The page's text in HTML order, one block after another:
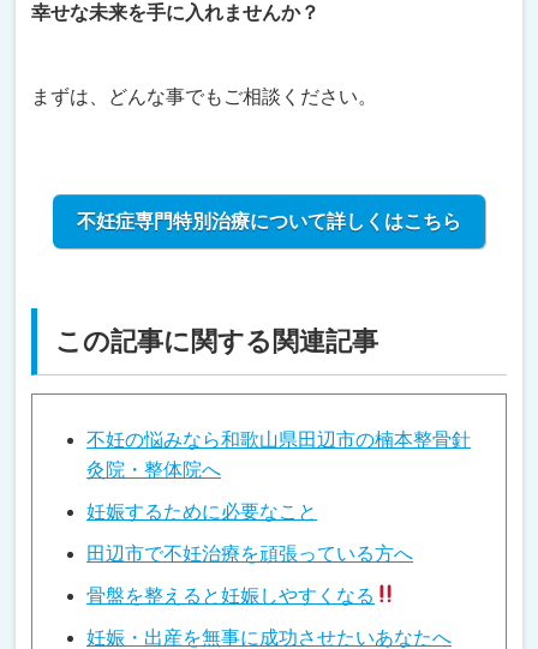
幸せな未来を手に入れませんか？
まずは、どんな事でもご相談ください。
不妊症専門特別治療について詳しくはこちら
この記事に関する関連記事
不妊の悩みなら和歌山県田辺市の楠本整骨針
灸院・整体院へ
妊娠するために必要なこと
田辺市で不妊治療を頑張っている方へ
骨盤を整えると妊娠しやすくなる
妊娠・出産を無事に成功させたいあなたへ